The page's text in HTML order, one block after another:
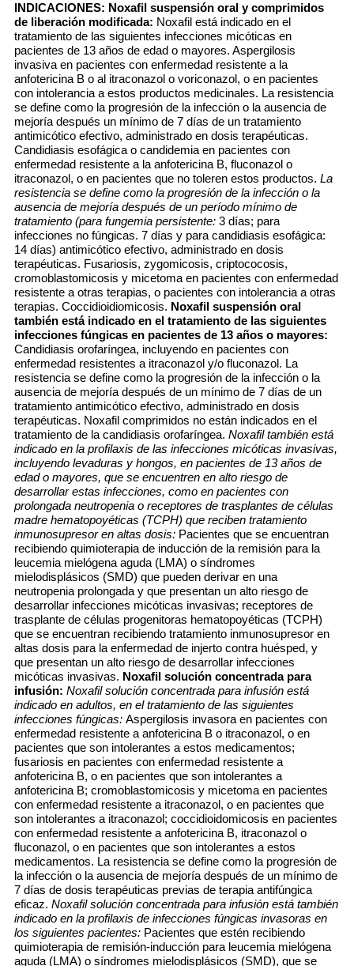
INDICACIONES: Noxafil suspensión oral y comprimidos
de liberación modificada: Noxafil está indicado en el
tratamiento de las siguientes infecciones micóticas en
pacientes de 13 años de edad o mayores. Aspergilosis
invasiva en pacientes con enfermedad resistente a la
anfotericina B o al itraconazol o voriconazol, o en pacientes
con intolerancia a estos productos medicinales. La resistencia
se define como la progresión de la infección o la ausencia de
mejoría después un mínimo de 7 días de un tratamiento
antimicótico efectivo, administrado en dosis terapéuticas.
Candidiasis esofágica o candidemia en pacientes con
enfermedad resistente a la anfotericina B, fluconazol o
itraconazol, o en pacientes que no toleren estos productos. La
resistencia se define como la progresión de la infección o la
ausencia de mejoría después de un período mínimo de
tratamiento (para fungemia persistente: 3 días; para
infecciones no fúngicas. 7 días y para candidiasis esofágica:
14 días) antimicótico efectivo, administrado en dosis
terapéuticas. Fusariosis, zygomicosis, criptococosis,
cromoblastomicosis y micetoma en pacientes con enfermedad
resistente a otras terapias, o pacientes con intolerancia a otras
terapias. Coccidioidiomicosis. Noxafil suspensión oral
también está indicado en el tratamiento de las siguientes
infecciones fúngicas en pacientes de 13 años o mayores:
Candidiasis orofaríngea, incluyendo en pacientes con
enfermedad resistentes a itraconazol y/o fluconazol. La
resistencia se define como la progresión de la infección o la
ausencia de mejoría después de un mínimo de 7 días de un
tratamiento antimicótico efectivo, administrado en dosis
terapéuticas. Noxafil comprimidos no están indicados en el
tratamiento de la candidiasis orofaríngea. Noxafil también está
indicado en la profilaxis de las infecciones micóticas invasivas,
incluyendo levaduras y hongos, en pacientes de 13 años de
edad o mayores, que se encuentren en alto riesgo de
desarrollar estas infecciones, como en pacientes con
prolongada neutropenia o receptores de trasplantes de células
madre hematopoyéticas (TCPH) que reciben tratamiento
inmunosupresor en altas dosis: Pacientes que se encuentran
recibiendo quimioterapia de inducción de la remisión para la
leucemia mielógena aguda (LMA) o síndromes
mielodisplásicos (SMD) que pueden derivar en una
neutropenia prolongada y que presentan un alto riesgo de
desarrollar infecciones micóticas invasivas; receptores de
trasplante de células progenitoras hematopoyéticas (TCPH)
que se encuentran recibiendo tratamiento inmunosupresor en
altas dosis para la enfermedad de injerto contra huésped, y
que presentan un alto riesgo de desarrollar infecciones
micóticas invasivas. Noxafil solución concentrada para
infusión: Noxafil solución concentrada para infusión está
indicado en adultos, en el tratamiento de las siguientes
infecciones fúngicas: Aspergilosis invasora en pacientes con
enfermedad resistente a anfotericina B o itraconazol, o en
pacientes que son intolerantes a estos medicamentos;
fusariosis en pacientes con enfermedad resistente a
anfotericina B, o en pacientes que son intolerantes a
anfotericina B; cromoblastomicosis y micetoma en pacientes
con enfermedad resistente a itraconazol, o en pacientes que
son intolerantes a itraconazol; coccidioidomicosis en pacientes
con enfermedad resistente a anfotericina B, itraconazol o
fluconazol, o en pacientes que son intolerantes a estos
medicamentos. La resistencia se define como la progresión de
la infección o la ausencia de mejoría después de un mínimo de
7 días de dosis terapéuticas previas de terapia antifúngica
eficaz. Noxafil solución concentrada para infusión está también
indicado en la profilaxis de infecciones fúngicas invasoras en
los siguientes pacientes: Pacientes que estén recibiendo
quimioterapia de remisión-inducción para leucemia mielógena
aguda (LMA) o síndromes mielodisplásicos (SMD), que se